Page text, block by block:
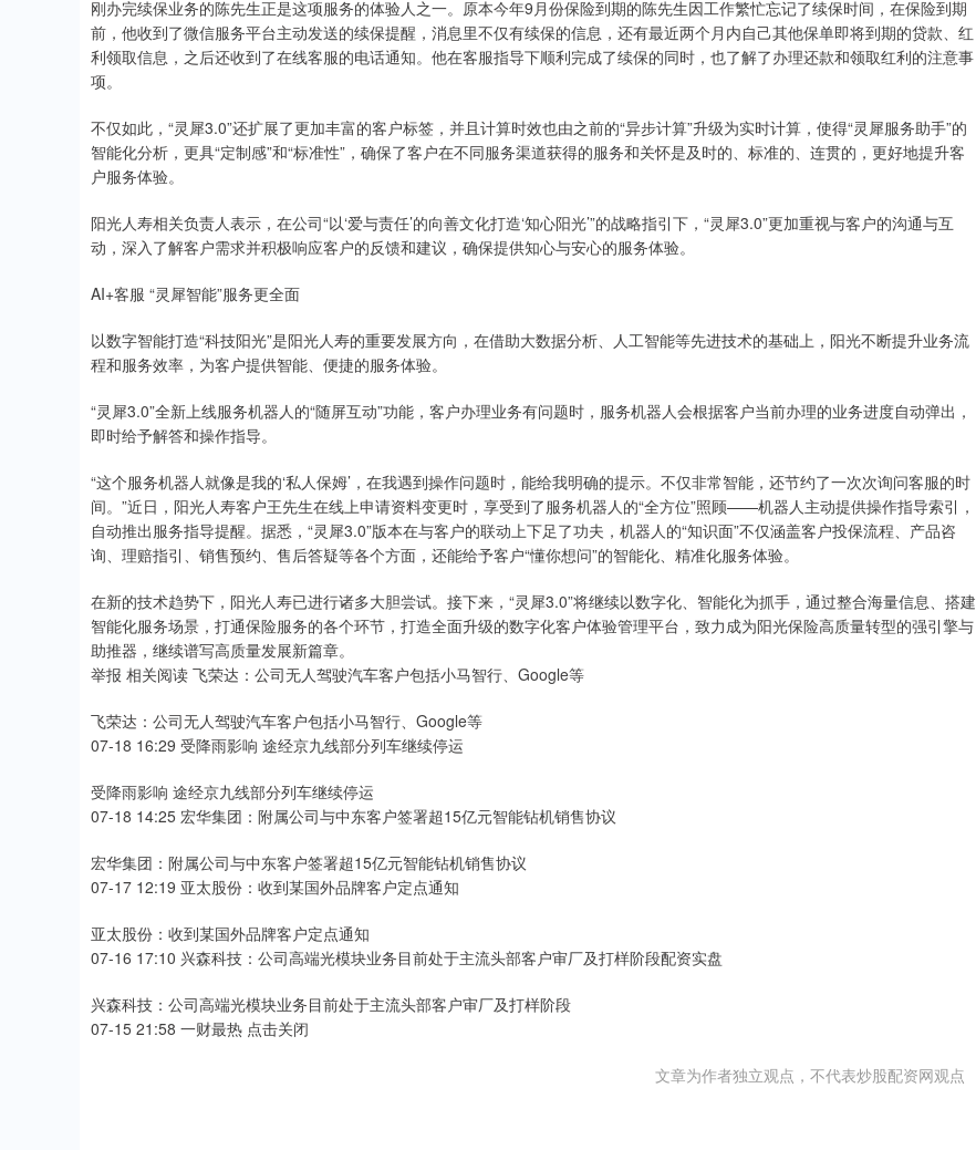
刚办完续保业务的陈先生正是这项服务的体验人之一。原本今年9月份保险到期的陈先生因工作繁忙忘记了续保时间，在保险到期
前，他收到了微信服务平台主动发送的续保提醒，消息里不仅有续保的信息，还有最近两个月内自己其他保单即将到期的贷款、红
利领取信息，之后还收到了在线客服的电话通知。他在客服指导下顺利完成了续保的同时，也了解了办理还款和领取红利的注意事
项。
不仅如此，“灵犀3.0”还扩展了更加丰富的客户标签，并且计算时效也由之前的“异步计算”升级为实时计算，使得“灵犀服务助手”的
智能化分析，更具“定制感”和“标准性”，确保了客户在不同服务渠道获得的服务和关怀是及时的、标准的、连贯的，更好地提升客
户服务体验。
阳光人寿相关负责人表示，在公司“以‘爱与责任’的向善文化打造‘知心阳光’”的战略指引下，“灵犀3.0”更加重视与客户的沟通与互
动，深入了解客户需求并积极响应客户的反馈和建议，确保提供知心与安心的服务体验。
AI+客服 “灵犀智能”服务更全面
以数字智能打造“科技阳光”是阳光人寿的重要发展方向，在借助大数据分析、人工智能等先进技术的基础上，阳光不断提升业务流
程和服务效率，为客户提供智能、便捷的服务体验。
“灵犀3.0”全新上线服务机器人的“随屏互动”功能，客户办理业务有问题时，服务机器人会根据客户当前办理的业务进度自动弹出，
即时给予解答和操作指导。
“这个服务机器人就像是我的‘私人保姆’，在我遇到操作问题时，能给我明确的提示。不仅非常智能，还节约了一次次询问客服的时
间。”近日，阳光人寿客户王先生在线上申请资料变更时，享受到了服务机器人的“全方位”照顾——机器人主动提供操作指导索引，
自动推出服务指导提醒。据悉，“灵犀3.0”版本在与客户的联动上下足了功夫，机器人的“知识面”不仅涵盖客户投保流程、产品咨
询、理赔指引、销售预约、售后答疑等各个方面，还能给予客户“懂你想问”的智能化、精准化服务体验。
在新的技术趋势下，阳光人寿已进行诸多大胆尝试。接下来，“灵犀3.0”将继续以数字化、智能化为抓手，通过整合海量信息、搭建
智能化服务场景，打通保险服务的各个环节，打造全面升级的数字化客户体验管理平台，致力成为阳光保险高质量转型的强引擎与
助推器，继续谱写高质量发展新篇章。
举报 相关阅读 飞荣达：公司无人驾驶汽车客户包括小马智行、Google等
飞荣达：公司无人驾驶汽车客户包括小马智行、Google等
07-18 16:29 受降雨影响 途经京九线部分列车继续停运
受降雨影响 途经京九线部分列车继续停运
07-18 14:25 宏华集团：附属公司与中东客户签署超15亿元智能钻机销售协议
宏华集团：附属公司与中东客户签署超15亿元智能钻机销售协议
07-17 12:19 亚太股份：收到某国外品牌客户定点通知
亚太股份：收到某国外品牌客户定点通知
07-16 17:10 兴森科技：公司高端光模块业务目前处于主流头部客户审厂及打样阶段配资实盘
兴森科技：公司高端光模块业务目前处于主流头部客户审厂及打样阶段
07-15 21:58 一财最热 点击关闭
文章为作者独立观点，不代表炒股配资网观点